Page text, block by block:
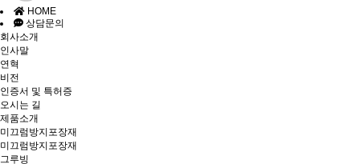
HOME
상담문의
회사소개
인사말
연혁
비전
인증서 및 특허증
오시는 길
제품소개
미끄럼방지포장재
미끄럼방지포장재
그루빙